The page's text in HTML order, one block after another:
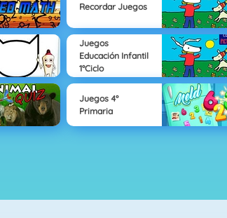
Recordar Juegos
Juegos
Educación Infantil
1°Ciclo
Juegos 4°
Primaria